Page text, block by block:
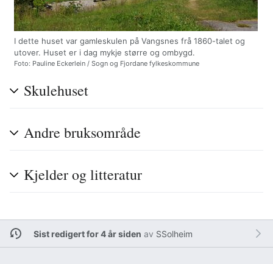
I dette huset var gamleskulen på Vangsnes frå 1860-talet og
utover. Huset er i dag mykje større og ombygd.
Foto: Pauline Eckerlein / Sogn og Fjordane fylkeskommune
Skulehuset
Andre bruksområde
Kjelder og litteratur
Sist redigert for 4 år siden av SSolheim